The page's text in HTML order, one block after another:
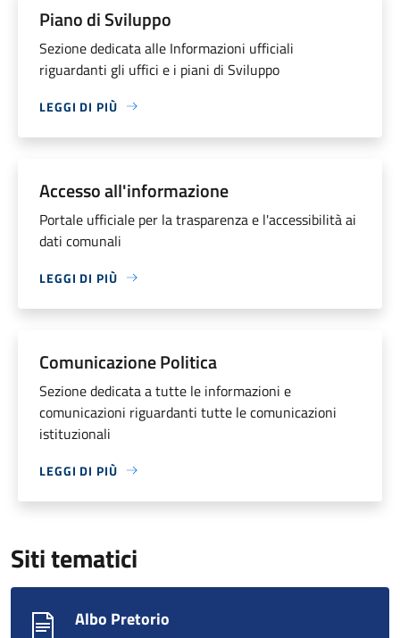
Piano di Sviluppo
Sezione dedicata alle Informazioni ufficiali
riguardanti gli uffici e i piani di Sviluppo
LEGGI DI PIÙ
Accesso all'informazione
Portale ufficiale per la trasparenza e l'accessibilità ai
dati comunali
LEGGI DI PIÙ
Comunicazione Politica
Sezione dedicata a tutte le informazioni e
comunicazioni riguardanti tutte le comunicazioni
istituzionali
LEGGI DI PIÙ
Siti tematici
Albo Pretorio